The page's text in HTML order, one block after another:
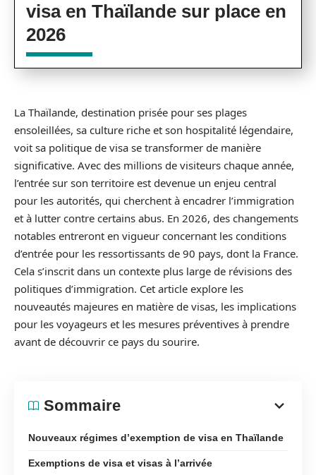
visa en Thaïlande sur place en
2026
La Thaïlande, destination prisée pour ses plages
ensoleillées, sa culture riche et son hospitalité légendaire,
voit sa politique de visa se transformer de manière
significative. Avec des millions de visiteurs chaque année,
l’entrée sur son territoire est devenue un enjeu central
pour les autorités, qui cherchent à encadrer l’immigration
et à lutter contre certains abus. En 2026, des changements
notables entreront en vigueur concernant les conditions
d’entrée pour les ressortissants de 90 pays, dont la France.
Cela s’inscrit dans un contexte plus large de révisions des
politiques d’immigration. Cet article explore les
nouveautés majeures en matière de visas, les implications
pour les voyageurs et les mesures préventives à prendre
avant de découvrir ce pays du sourire.
Sommaire
Nouveaux régimes d’exemption de visa en Thaïlande
Exemptions de visa et visas à l’arrivée